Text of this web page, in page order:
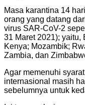
Masa karantina 14
orang yang datang
virus SAR-CoV-2
31 Maret 2021); yaitu,
Kenya; Mozambik;
Zambia, dan
Agar memenuhi
internasional masih
sebelumnya untuk